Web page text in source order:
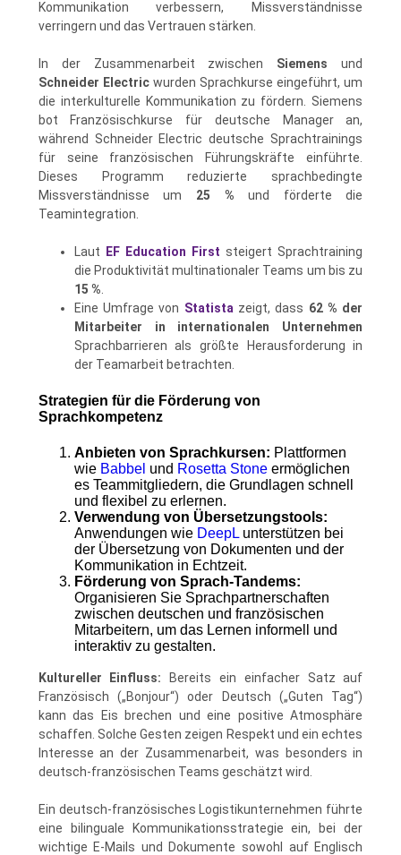
Kommunikation verbessern, Missverständnisse
verringern und das Vertrauen stärken.
In der Zusammenarbeit zwischen Siemens und
Schneider Electricwurden Sprachkurse eingeführt, um
die interkulturelle Kommunikation zu fördern. Siemens
bot Französischkurse für deutsche Manager an,
während Schneider Electric deutsche Sprachtrainings
für seine französischen Führungskräfte einführte.
Dieses Programm reduzierte sprachbedingte
Missverständnisse um 25 % und förderte die
Teamintegration.
Laut EF Education First steigert Sprachtraining
die Produktivität multinationaler Teams um bis zu
15 %
Eine Umfrage von Statista zeigt, dass 62 % der
Mitarbeiter in internationalen Unternehmen
Sprachbarrieren als größte Herausforderung in
der Teamarbeit betrachten.
Strategien für die Förderung von
Sprachkompetenz
Anbieten von Sprachkursen: Plattformen
wie Babbel und Rosetta Stoneermöglichen
es Teammitgliedern, die Grundlagen schnell
und flexibel zu erlernen.
Verwendung von Übersetzungstools:
Anwendungen wie DeepLunterstützen bei
der Übersetzung von Dokumenten und der
Kommunikation in Echtzeit.
Förderung von Sprach-Tandems:
Organisieren Sie Sprachpartnerschaften
zwischen deutschen und französischen
Mitarbeitern, um das Lernen informell und
interaktiv zu gestalten.
Kultureller Einfluss: Bereits ein einfacher Satz auf
Französisch („Bonjour“) oder Deutsch („Guten Tag“)
kann das Eis brechen und eine positive Atmosphäre
schaffen. Solche Gesten zeigen Respekt und ein echtes
Interesse an der Zusammenarbeit, was besonders in
deutsch-französischen Teams geschätzt wird.
Ein deutsch-französisches Logistikunternehmen führte
eine bilinguale Kommunikationsstrategie ein, bei der
wichtige E-Mails und Dokumente sowohl auf Englisch